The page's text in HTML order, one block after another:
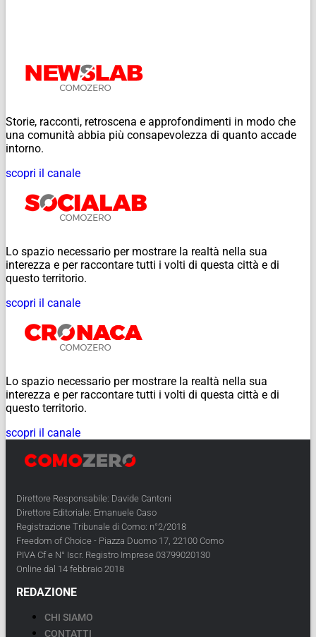
Storie, racconti, retroscena e approfondimenti in modo che
una comunità abbia più consapevolezza di quanto accade
intorno.
scopri il canale
Lo spazio necessario per mostrare la realtà nella sua
interezza e per raccontare tutti i volti di questa città e di
questo territorio.
scopri il canale
Lo spazio necessario per mostrare la realtà nella sua
interezza e per raccontare tutti i volti di questa città e di
questo territorio.
scopri il canale
Direttore Responsabile: Davide Cantoni
Direttore Editoriale: Emanuele Caso
Registrazione Tribunale di Como: n°2/2018
Freedom of Choice - Piazza Duomo 17, 22100 Como
PIVA Cf e N° Iscr. Registro Imprese 03799020130
Online dal 14 febbraio 2018
REDAZIONE
CHI SIAMO
CONTATTI